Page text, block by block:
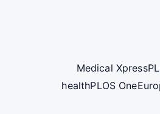
Medical Xpress
healthPLOS One